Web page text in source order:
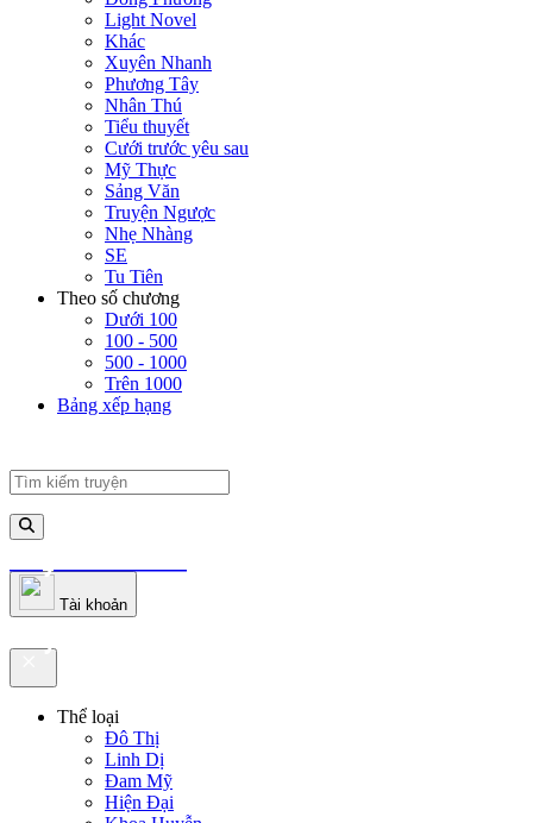
Light Novel
Khác
Xuyên Nhanh
Phương Tây
Nhân Thú
Tiểu thuyết
Cưới trước yêu sau
Mỹ Thực
Sảng Văn
Truyện Ngược
Nhẹ Nhàng
SE
Tu Tiên
Theo số chương
Dưới 100
100 - 500
500 - 1000
Trên 1000
Bảng xếp hạng
truyenfullz.com
Tài khoản
truyenfullz.com
Thể loại
Đô Thị
Linh Dị
Đam Mỹ
Hiện Đại